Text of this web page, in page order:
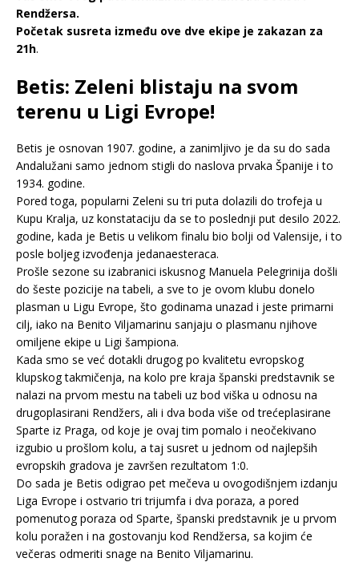
Rendžersa.
Početak susreta između ove dve ekipe je zakazan za
21h.
Betis: Zeleni blistaju na svom
terenu u Ligi Evrope!
Betis je osnovan 1907. godine, a zanimljivo je da su do sada
Andalužani samo jednom stigli do naslova prvaka Španije i to
1934. godine.
Pored toga, popularni Zeleni su tri puta dolazili do trofeja u
Kupu Kralja, uz konstataciju da se to poslednji put desilo 2022.
godine, kada je Betis u velikom finalu bio bolji od Valensije, i to
posle boljeg izvođenja jedanaesteraca.
Prošle sezone su izabranici iskusnog Manuela Pelegrinija došli
do šeste pozicije na tabeli, a sve to je ovom klubu donelo
plasman u Ligu Evrope, što godinama unazad i jeste primarni
cilj, iako na Benito Viljamarinu sanjaju o plasmanu njihove
omiljene ekipe u Ligi šampiona.
Kada smo se već dotakli drugog po kvalitetu evropskog
klupskog takmičenja, na kolo pre kraja španski predstavnik se
nalazi na prvom mestu na tabeli uz bod viška u odnosu na
drugoplasirani Rendžers, ali i dva boda više od trećeplasirane
Sparte iz Praga, od koje je ovaj tim pomalo i neočekivano
izgubio u prošlom kolu, a taj susret u jednom od najlepših
evropskih gradova je završen rezultatom 1:0.
Do sada je Betis odigrao pet mečeva u ovogodišnjem izdanju
Liga Evrope i ostvario tri trijumfa i dva poraza, a pored
pomenutog poraza od Sparte, španski predstavnik je u prvom
kolu poražen i na gostovanju kod Rendžersa, sa kojim će
večeras odmeriti snage na Benito Viljamarinu.